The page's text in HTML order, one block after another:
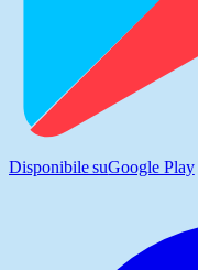
Disponibile suGoogle Play